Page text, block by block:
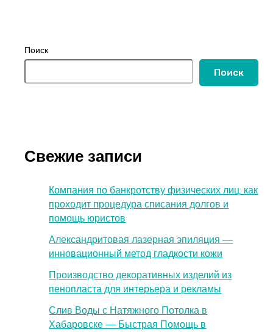
Поиск
Поиск
Свежие записи
Компания по банкротству физических лиц: как
проходит процедура списания долгов и
помощь юристов
Александритовая лазерная эпиляция —
инновационный метод гладкости кожи
Производство декоративных изделий из
пенопласта для интерьера и рекламы
Слив Воды с Натяжного Потолка в
Хабаровске — Быстрая Помощь в